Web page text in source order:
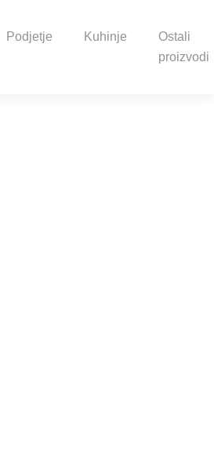
Podjetje Kuhinje
Ostali
proizvodi